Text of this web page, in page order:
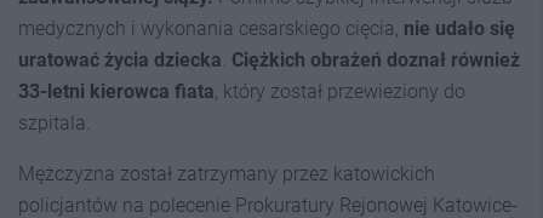
medycznych i wykonania cesarskiego cięcia, nie udało się
uratować życia dziecka. Ciężkich obrażeń doznał również
33-letni kierowca fiata, który został przewieziony do
szpitala.
Mężczyzna został zatrzymany przez katowickich
policjantów na polecenie Prokuratury Rejonowej Katowice-